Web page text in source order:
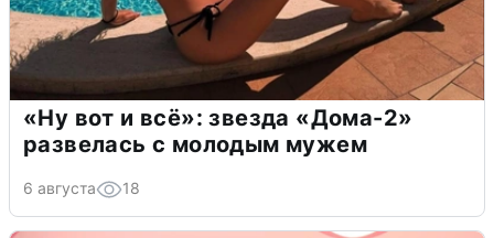
«Ну вот и всё»: звезда «Дома-2»
развелась с молодым мужем
6 августа 18